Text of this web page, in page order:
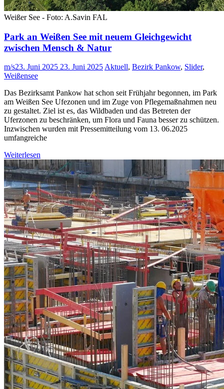
Weißer See - Foto: A.Savin FAL
Park an Weißen See mit neuem Gleichgewicht
zwischen Mensch & Natur
m/s23. Juni 2025 23. Juni 2025 Aktuell, Bezirk Pankow, Slider,
Weißensee
Das Bezirksamt Pankow hat schon seit Frühjahr begonnen, im Park
am Weißen See Ufezonen und im Zuge von Pflegemaßnahmen neu
zu gestaltet. Ziel ist es, das Wildbaden und das Betreten der
Uferzonen zu beschränken, um Flora und Fauna besser zu schützen.
Inzwischen wurden mit Pressemitteilung vom 13. 06.2025
umfangreiche
Weiterlesen